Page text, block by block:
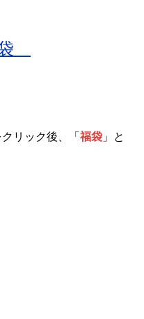
袋
リック後、「 福袋 」と